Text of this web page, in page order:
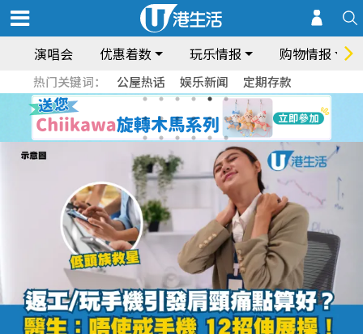
演唱会 优惠着数 玩乐情报 购物情报
热门关键词： 公屋热话 娱乐新闻 定期存款